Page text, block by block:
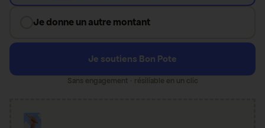
Je donne un autre montant
Je soutiens Bon Pote
Sans engagement · résiliable en un clic